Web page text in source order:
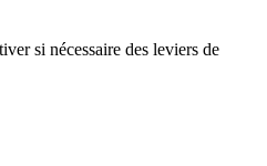
si nécessaire des leviers de